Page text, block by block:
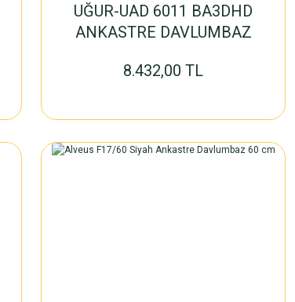
UĞUR-UAD 6011 BA3DHD
ANKASTRE DAVLUMBAZ
8.432,00 TL